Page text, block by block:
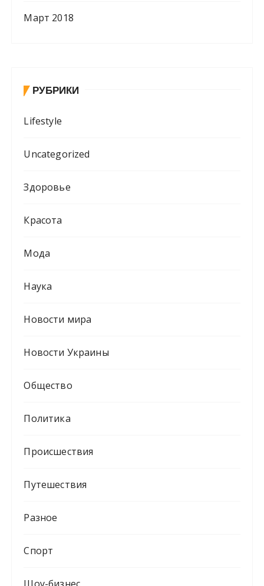
Март 2018
РУБРИКИ
Lifestyle
Uncategorized
Здоровье
Красота
Мода
Наука
Новости мира
Новости Украины
Общество
Политика
Происшествия
Путешествия
Разное
Спорт